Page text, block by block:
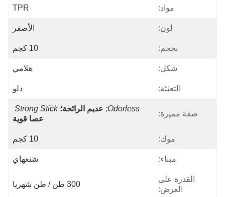
مواد: TPR
لون: الأصفر
بحجم: 10 كجم
شكل: هلامي
التعبئة: دلو
صفة مميزة:
Odorless; عديم الرائحة؛ Strong Stick
عصا قوية
موك: 10 كجم
ميناء: شنغهاي
القدرة على
العرض:
300 طن / طن شهريا